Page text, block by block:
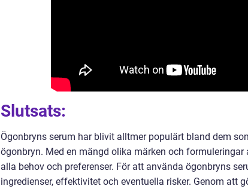
Slutsats:
Ögonbryns serum har blivit alltmer populärt bland dem
ögonbryn. Med en mängd olika märken och
alla behov och preferenser. För att använda ögonbryns
ingredienser, effektivitet och eventuella risker. Genom att